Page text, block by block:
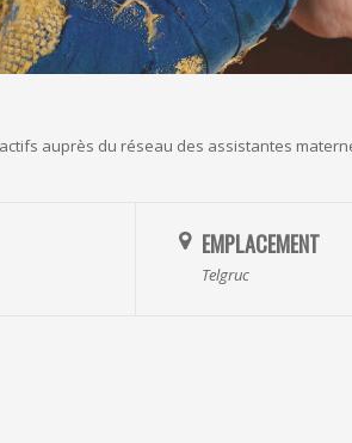
auprès du réseau des assistantes
EMPLACEMENT
Telgruc